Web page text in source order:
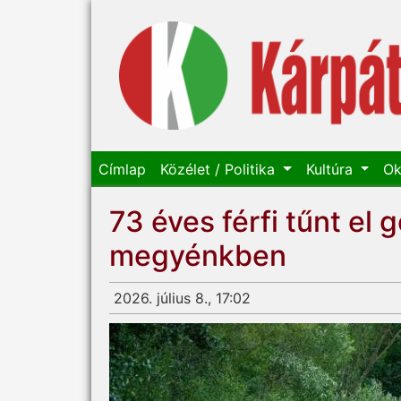
Címlap Közélet / Politika Kultúra
73 éves férfi tűnt el
megyénkben
2026. július 8., 17:02